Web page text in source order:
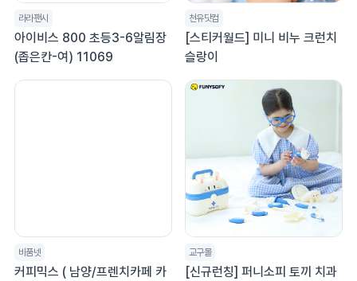
라라팬시
아이비스 800 초등3-6알림장
(좁은칸-여) 11069
천유닷컴
[스티커월드] 미니 비누 크런치
슬랑이
비품넷
커피믹스 ( 남양/프렌치카페 카
교구몰
[신규런칭] 퍼니소피 토끼 치과